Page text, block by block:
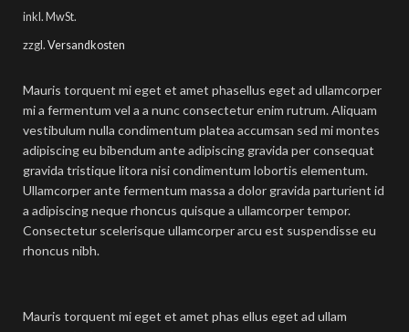
inkl. MwSt.
zzgl. Versandkosten
Mauris torquent mi eget et amet phasellus eget ad ullamcorper
mi a fermentum vel a a nunc consectetur enim rutrum. Aliquam
vestibulum nulla condimentum platea accumsan sed mi montes
adipiscing eu bibendum ante adipiscing gravida per consequat
gravida tristique litora nisi condimentum lobortis elementum.
Ullamcorper ante fermentum massa a dolor gravida parturient id
a adipiscing neque rhoncus quisque a ullamcorper tempor.
Consectetur scelerisque ullamcorper arcu est suspendisse eu
rhoncus nibh.
Mauris torquent mi eget et amet phas ellus eget ad ullam